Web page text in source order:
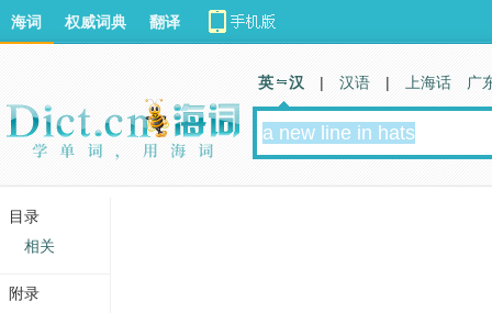
海词 权威词典 翻译
英 汉 | 汉语 | 上海话 广
目录
相关
附录